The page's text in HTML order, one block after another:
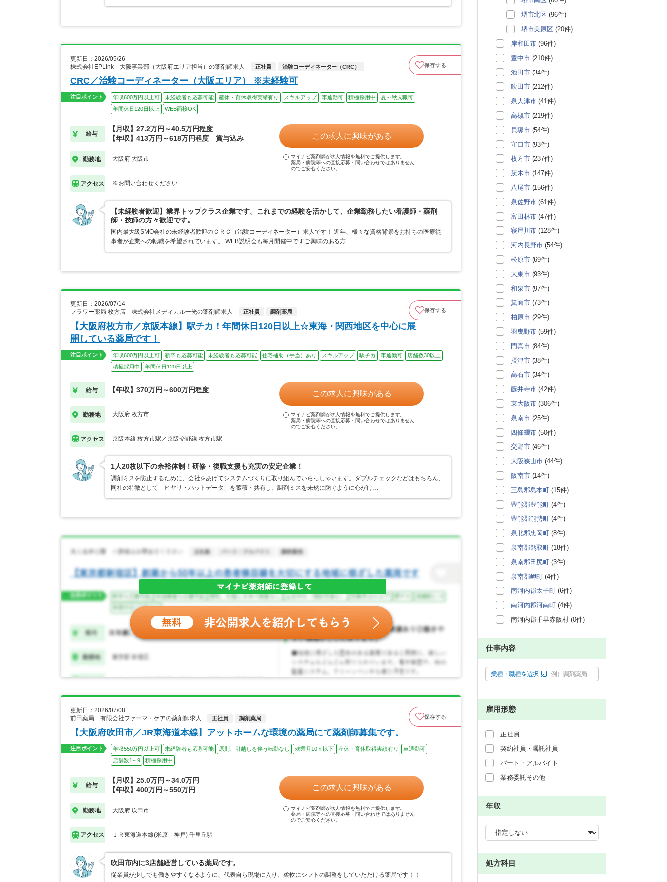
更新日：2026/05/26
株式会社EPLink 大阪事業部（大阪府エリア担当）の薬剤師求人
正社員 治験コーディネーター（CRC） 保存する
CRC／治験コーディネーター（大阪エリア） ※未経験可
注目ポイント 年収600万円以上可 未経験者も応募可能 産休・育休取得実績有り スキルアップ 車通勤可 積極採用中
夏～秋入職可
年間休日120日以上
WEB面接OK
給与
【月収】27.2万円～40.5万円程度
【年収】413万円～618万円程度 賞与込み
勤務地 大阪府 大阪市
アクセス ※お問い合わせください
この求人に興味がある
マイナビ薬剤師が求人情報を無料でご提供します。
薬局・病院等への直接応募・問い合わせではありません
のでご安心ください。
【未経験者歓迎】業界トップクラス企業です。これまでの経験を活かして、企業勤務したい看護師・薬剤
師・技師の方々歓迎です。
国内最大級SMO会社の未経験者歓迎のＣＲＣ（治験コーディネーター）求人です！ 近年、様々な資格背景をお持ちの医療従
事者が企業への転職を希望されています。 WEB説明会も毎月開催中ですご興味のある方…
更新日：2026/07/14
フラワー薬局 枚方店 株式会社メディカル一光の薬剤師求人
正社員 調剤薬局 保存する
【大阪府枚方市／京阪本線】駅チカ！年間休日120日以上☆東海・関西地区を中心に展
開している薬局です！
注目ポイント 年収600万円以上可 新卒も応募可能 未経験者も応募可能 住宅補助（手当）あり スキルアップ 駅チカ 車通勤可
店舗数30以上
積極採用中
年間休日120日以上
給与 【年収】370万円～600万円程度
勤務地 大阪府 枚方市
アクセス 京阪本線 枚方市駅／京阪交野線 枚方市駅
この求人に興味がある
マイナビ薬剤師が求人情報を無料でご提供します。
薬局・病院等への直接応募・問い合わせではありません
のでご安心ください。
1人20枚以下の余裕体制！研修・復職支援も充実の安定企業！
調剤ミスを防止するために、会社をあげてシステムづくりに取り組んでいらっしゃいます。ダブルチェックなどはもちろん、
同社の特徴として「ヒヤリ・ハットデータ」を蓄積・共有し、調剤ミスを未然に防ぐように心がけ…
更新日：2026/07/08
前田薬局 有限会社ファーマ・ケアの薬剤師求人
正社員 調剤薬局 保存する
【大阪府吹田市／JR東海道本線】アットホームな環境の薬局にて薬剤師募集です。
注目ポイント 年収550万円以上可 未経験者も応募可能 原則、引越しを伴う転勤なし 残業月10ｈ以下 産休・育休取得実績有り
車通勤可
店舗数1～9
積極採用中
給与
【月収】25.0万円～34.0万円
【年収】400万円～550万円
勤務地 大阪府 吹田市
アクセス ＪＲ東海道本線(米原－神戸) 千里丘駅
この求人に興味がある
マイナビ薬剤師が求人情報を無料でご提供します。
薬局・病院等への直接応募・問い合わせではありません
のでご安心ください。
吹田市内に3店舗経営している薬局です。
従業員が少しでも働きやすくなるように、代表自ら現場に入り、柔軟にシフトの調整をしていただける薬局です！！
堺市北区 (96件)
堺市美原区 (20件)
岸和田市 (96件)
豊中市 (210件)
池田市 (34件)
吹田市 (212件)
泉大津市 (41件)
高槻市 (219件)
貝塚市 (54件)
守口市 (93件)
枚方市 (237件)
茨木市 (147件)
八尾市 (156件)
泉佐野市 (61件)
富田林市 (47件)
寝屋川市 (128件)
河内長野市 (54件)
松原市 (69件)
大東市 (93件)
和泉市 (97件)
箕面市 (73件)
柏原市 (29件)
羽曳野市 (59件)
門真市 (84件)
摂津市 (38件)
高石市 (34件)
藤井寺市 (42件)
東大阪市 (306件)
泉南市 (25件)
四條畷市 (50件)
交野市 (46件)
大阪狭山市 (44件)
阪南市 (14件)
三島郡島本町 (15件)
豊能郡豊能町 (4件)
豊能郡能勢町 (4件)
泉北郡忠岡町 (8件)
泉南郡熊取町 (18件)
泉南郡田尻町 (3件)
泉南郡岬町 (4件)
南河内郡太子町 (6件)
南河内郡河南町 (4件)
南河内郡千早赤阪村 (0件)
仕事内容
業種・職種を選択 例）調剤薬局
雇用形態
正社員
契約社員・嘱託社員
パート・アルバイト
業務委託その他
年収
処方科目